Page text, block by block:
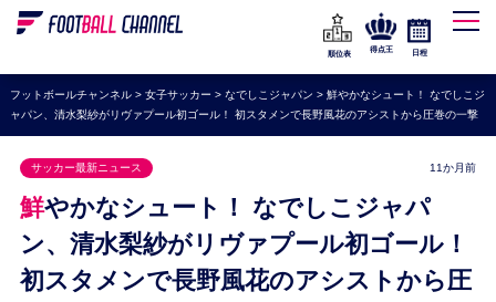
WEリーグ
海外サッカー
プレミアリーグ
ラ・リーガ
セリエA
ブンデスリーガ
UEFA
順位表
得点王 日程
フットボールチャンネル> 女子サッカー > なでしこジャパン > 鮮やかなシュート！ なでしこジ
ャパン、清水梨紗がリヴァプール初ゴール！ 初スタメンで長野風花のアシストから圧巻の一撃
サッカー最新ニュース 11か月前
鮮やかなシュート！ なでしこジャパ
ン、清水梨紗がリヴァプール初ゴール！
初スタメンで長野風花のアシストから圧